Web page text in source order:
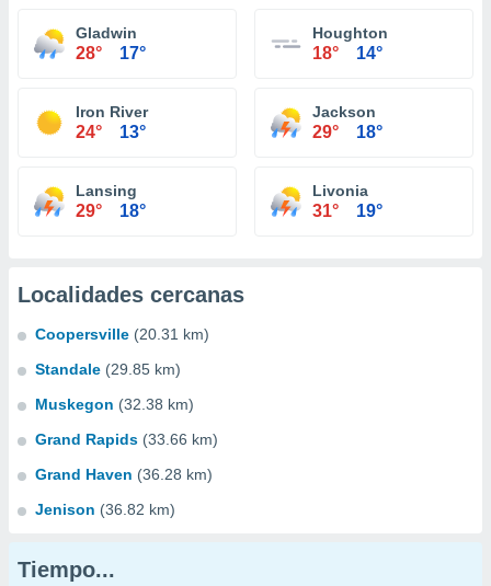
Gladwin
28° 17°
Houghton
18° 14°
Iron River
24° 13°
Jackson
29° 18°
Lansing
29° 18°
Livonia
31° 19°
Localidades cercanas
Coopersville (20.31 km)
Standale (29.85 km)
Muskegon (32.38 km)
Grand Rapids (33.66 km)
Grand Haven (36.28 km)
Jenison (36.82 km)
Tiempo...